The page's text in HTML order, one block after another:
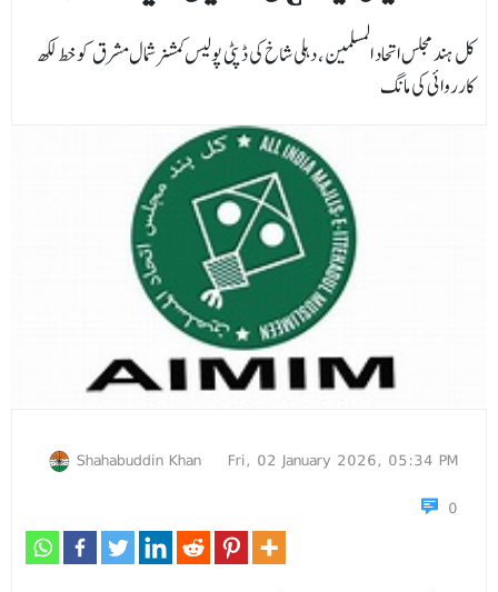
کل ہند مجلس اتحاد المسلمین، دہلی شاخ کی ڈپٹی پولیس کمشنر شمال مشرق کو خط لکھ
کارروائی کی مانگ
Shahabuddin Khan
Fri, 02 January 2026, 05:34 PM
0